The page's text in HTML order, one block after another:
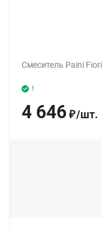
Смеситель Paini
!
4 646 ₽/шт.